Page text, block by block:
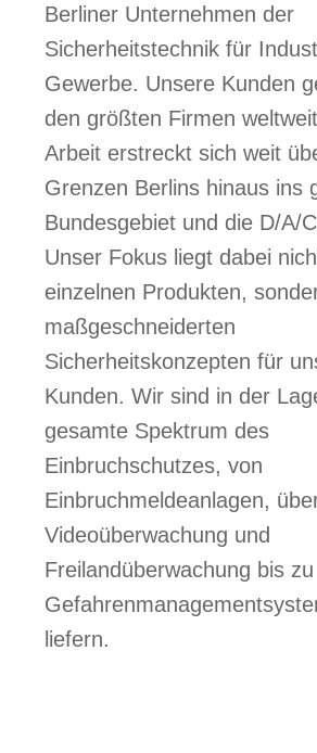
Berliner Unternehmen der
Sicherheitstechnik für
Gewerbe. Unsere Kunden
den größten Firmen
Arbeit erstreckt sich weit
Grenzen Berlins hinaus ins
Bundesgebiet und die D/A/
Unser Fokus liegt dabei
einzelnen Produkten,
maßgeschneiderten
Sicherheitskonzepten für
Kunden. Wir sind in der
gesamte Spektrum des
Einbruchschutzes, von
Einbruchmeldeanlagen,
Videoüberwachung und
Freilandüberwachung bis zu
liefern.